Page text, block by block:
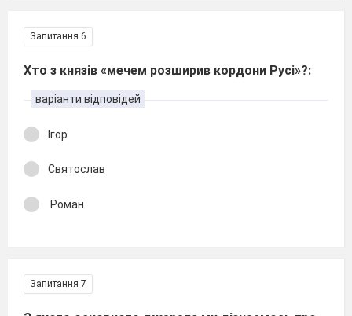
Запитання 6
Хто з князів «мечем розширив кордони Русі»?:
варіанти відповідей
Ігор
Святослав
Роман
Запитання 7